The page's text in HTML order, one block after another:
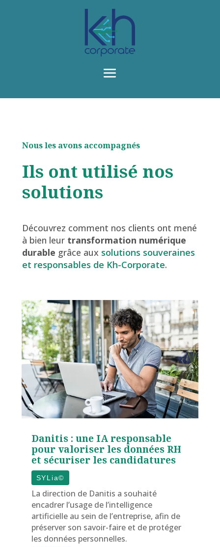
Nous les avons accompagnés
Ils ont utilisé nos
solutions
Découvrez comment nos clients ont mené
à bien leur transformation numérique
durable grâce aux solutions souveraines
et responsables de Kh-Corporate.
Danitis : une IA responsable
pour valoriser les données RH
et sécuriser les candidatures
SYLia©
La direction de Danitis a souhaité
encadrer l’usage de l’intelligence
artificielle au sein de l’entreprise, afin de
préserver son savoir-faire et de protéger
les données personnelles.